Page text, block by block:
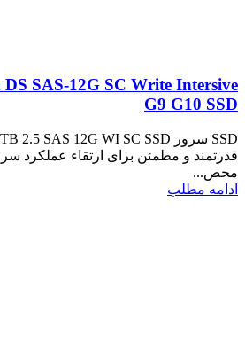
SAS-12G SC Write Intersive
G9 G10 SSD
محص...
ادامه مطلب